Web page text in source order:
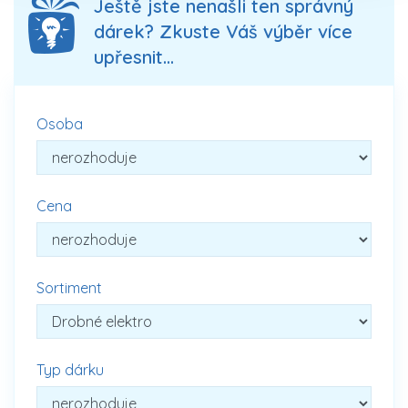
Ještě jste nenašli ten správný
dárek? Zkuste Váš výběr více
upřesnit...
Osoba
Cena
Sortiment
Typ dárku